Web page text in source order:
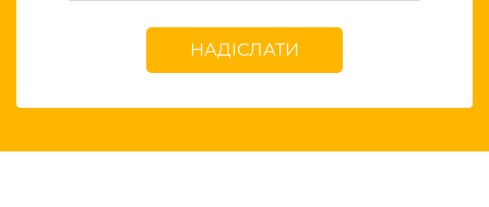
НАДІСЛАТИ